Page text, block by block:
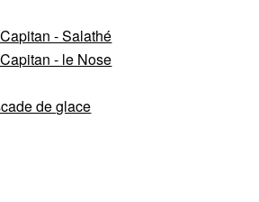
- Salathé
- le Nose
de glace